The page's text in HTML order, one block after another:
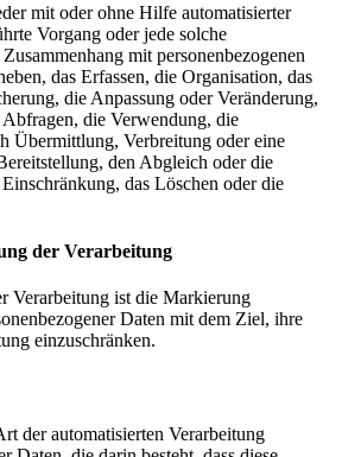
mit oder ohne Hilfe automatisierter
Vorgang oder jede solche
mit personenbezogenen
das Erfassen, die Organisation, das
die Anpassung oder Veränderung,
Abfragen, die Verwendung, die
Übermittlung, Verbreitung oder eine
den Abgleich oder die
das Löschen oder die
der Verarbeitung
Verarbeitung ist die Markierung
Daten mit dem Ziel, ihre
einzuschränken.
der automatisierten Verarbeitung